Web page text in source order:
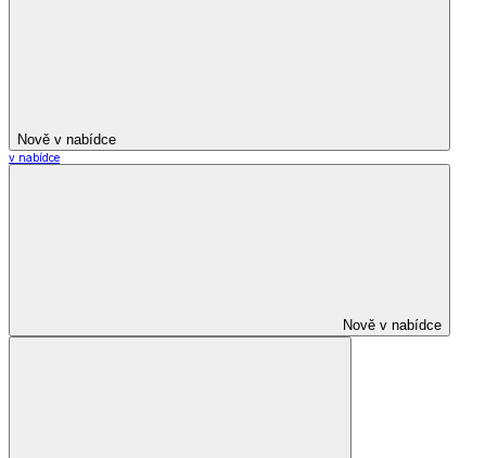
Nově v nabídce
v nabídce
Nově v nabídce